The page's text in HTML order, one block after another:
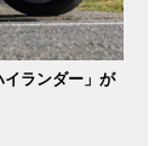
ランダー」が